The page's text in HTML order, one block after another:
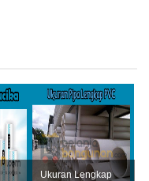
Ukuran Lengkap